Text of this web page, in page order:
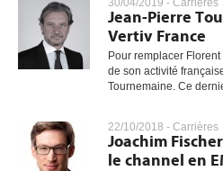
30/04/2019 - Carrières
Jean-Pierre
Vertiv France
Pour remplacer
de son activité
Tournemaine. Ce
22/10/2018 - Carrières
Joachim
le channel en